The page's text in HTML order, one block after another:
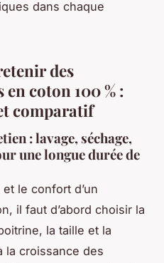
dans chaque
des
coton 100 % :
comparatif
: lavage, séchage,
une longue durée de
et le confort d’un
il faut d’abord choisir la
la taille et la
la croissance des